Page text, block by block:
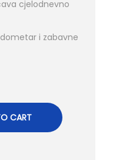
cjelodnevno
i zabavne
CART